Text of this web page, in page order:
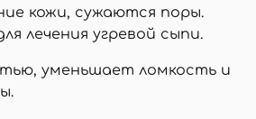
кожи, сужаются поры.
лечения угревой сыпи.
уменьшает ломкость и